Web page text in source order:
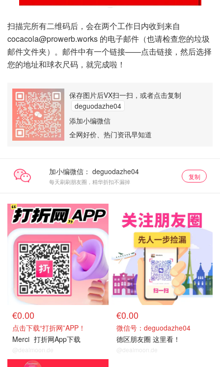
扫描完所有二维码后，会在两个工作日内收到来自
cocacola@prowerb.works 的电子邮件（也请检查您的垃圾
邮件文件夹）。邮件中有一个链接——点击链接，然后选择
您的地址和球衣尺码，就完成啦！
保存图片后VX扫一扫，或者点击复制
deguodazhe04
添加小编微信
全网好价、热门资讯早知道
加小编微信：
每天刷刷朋友圈，精华折扣不漏掉
复制
€0.00
点击下载“打折网”APP！
Merci 打折网App下载
@dealmoon.de
€0.00
微信号：deguodazhe04
德区朋友圈 这里看！
@dealmoon.de